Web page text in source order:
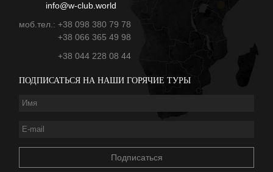
info@w-club.world
моб.тел.: +38 098 380 79 78
+38 066 365 49 98
+38 044 228 08 44
ПОДПИСАТЬСЯ НА НАШИ ГОРЯЧИЕ ТУРЫ